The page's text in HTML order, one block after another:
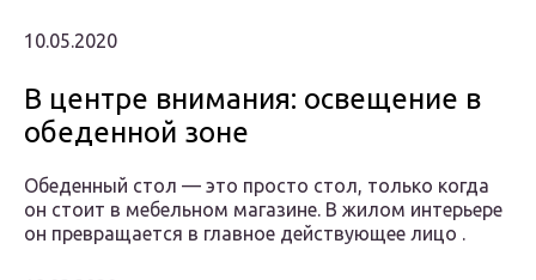
10.05.2020
В центре внимания: освещение в
обеденной зоне
Обеденный стол — это просто стол, только когда
он стоит в мебельном магазине. В жилом интерьере
он превращается в главное действующее лицо .